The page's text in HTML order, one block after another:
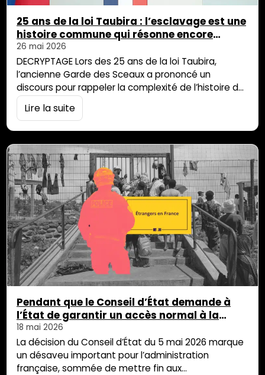
25 ans de la loi Taubira : l’esclavage est une
histoire commune qui résonne encore
aujourd’hui
26 mai 2026
DECRYPTAGE Lors des 25 ans de la loi Taubira,
l’ancienne Garde des Sceaux a prononcé un
discours pour rappeler la complexité de l’histoire de
l’esclavage mais surtout l’apport des populations
esclavisées. Un discours qui fait écho aux
qui sont superflus et il y en a d’autres […]
Lire la suite
Pendant que le Conseil d’État demande à
l’État de garantir un accès normal à la
plateforme numérique pour les étrangers,
on continue de les traquer à Mayotte
18 mai 2026
La décision du Conseil d’État du 5 mai 2026 marque
un désaveu important pour l’administration
française, sommée de mettre fin aux